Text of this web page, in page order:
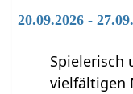
20.09.2026 -
Spielerisch
vielfältigen